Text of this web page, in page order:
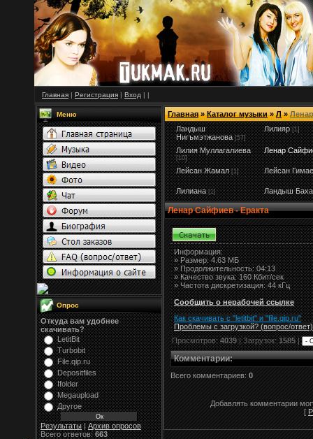
Главная | Регистрация | Вход | |
Меню
Опрос
Откуда вам удобнее
скачивать?
LetitBit
Turbobit
File.qip.ru
Depositfiles
Ifolder
Megaupload
Другое
Результаты|Архив опросов
Всего ответов:663
Главная»Каталог музыки»Л»
Ландыш
Нигъмэтжанова [57]
Лилияр [1]
Лилия Муллагалиева
[10]
Ленар
Лейсан Жамал [1] Лейсан
Лилиана [1] Ландыш
Ленар Сайфиев - Еракта
Информация:
»Размер:4.63 МБ
» Продолжительность: 04:13
» Качество звука: 160 Кбит/сек
» Частота дискретизация: 44 кГц
Сообщить о нерабочей ссылке
Как скачивать с "letitbit" и "file.qip.ru"
Проблемы с загрузкой? (вопрос/ответ)
Просмотров:4039| Загрузок:1585|
Комментарии:
Всего комментариев: 0
Добавлять комментарии
[